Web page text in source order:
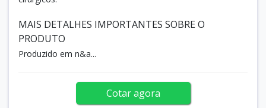
MAIS DETALHES IMPORTANTES SOBRE O
PRODUTO
Produzido em n&a...
Cotar agora